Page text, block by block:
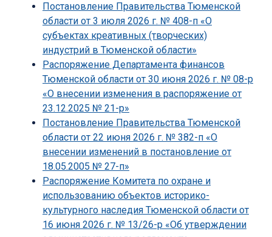
Постановление Правительства Тюменской
области от 3 июля 2026 г. № 408-п «О
субъектах креативных (творческих)
индустрий в Тюменской области»
Распоряжение Департамента финансов
Тюменской области от 30 июня 2026 г. № 08-р
«О внесении изменения в распоряжение от
23.12.2025 № 21-р»
Постановление Правительства Тюменской
области от 22 июня 2026 г. № 382-п «О
внесении изменений в постановление от
18.05.2005 № 27-п»
Распоряжение Комитета по охране и
использованию объектов историко-
культурного наследия Тюменской области от
16 июня 2026 г. № 13/26-р «Об утверждении